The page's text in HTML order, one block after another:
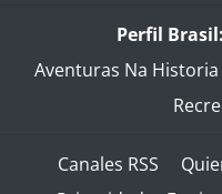
Perfil Brasil:
Aventuras Na Historia
Canales RSS